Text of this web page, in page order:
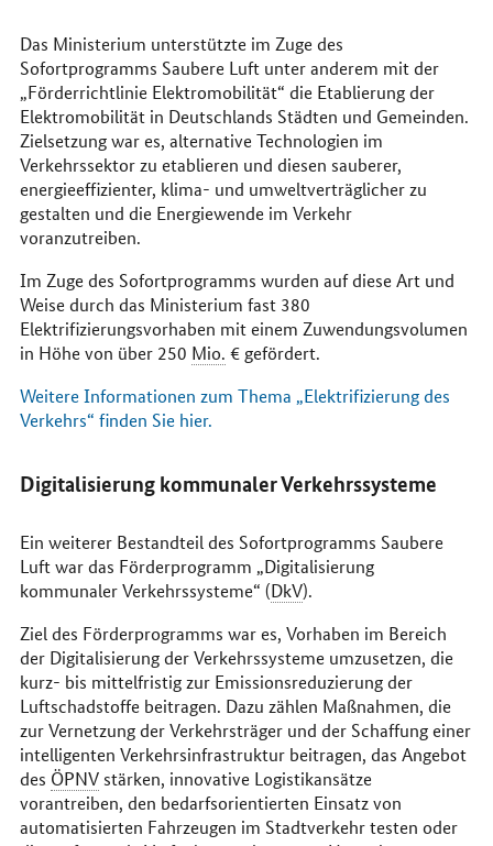
Das Ministerium unterstützte im Zuge des
Sofortprogramms Saubere Luft unter anderem mit der
„Förderrichtlinie Elektromobilität“ die Etablierung der
Elektromobilität in Deutschlands Städten und Gemeinden.
Zielsetzung war es, alternative Technologien im
Verkehrssektor zu etablieren und diesen sauberer,
energieeffizienter, klima- und umweltverträglicher zu
gestalten und die Energiewende im Verkehr
voranzutreiben.
Im Zuge des Sofortprogramms wurden auf diese Art und
Weise durch das Ministerium fast 380
Elektrifizierungsvorhaben mit einem Zuwendungsvolumen
in Höhe von über 250 Mio. € gefördert.
Weitere Informationen zum Thema „Elektrifizierung des
Verkehrs“ finden Sie hier.
Digitalisierung kommunaler Verkehrssysteme
Ein weiterer Bestandteil des Sofortprogramms Saubere
Luft war das Förderprogramm „Digitalisierung
kommunaler Verkehrssysteme“ (DkV).
Ziel des Förderprogramms war es, Vorhaben im Bereich
der Digitalisierung der Verkehrssysteme umzusetzen, die
kurz- bis mittelfristig zur Emissionsreduzierung der
Luftschadstoffe beitragen. Dazu zählen Maßnahmen, die
zur Vernetzung der Verkehrsträger und der Schaffung einer
intelligenten Verkehrsinfrastruktur beitragen, das Angebot
des ÖPNVstärken, innovative Logistikansätze
vorantreiben, den bedarfsorientierten Einsatz von
automatisierten Fahrzeugen im Stadtverkehr testen oder